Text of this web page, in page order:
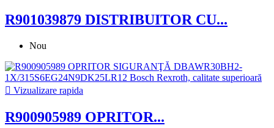
R901039879 DISTRIBUITOR CU...
Nou
 Vizualizare rapida
R900905989 OPRITOR...